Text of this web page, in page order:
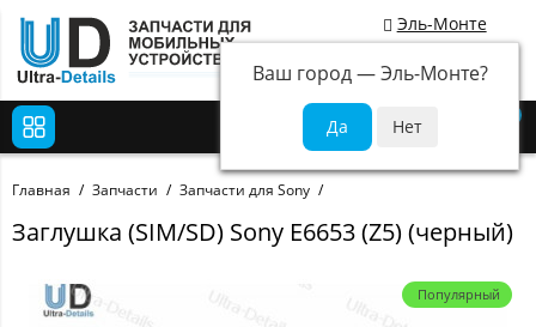
Эль-Монте
Ваш город —Эль-Монте?
Главная Запчасти Запчасти для Sony
Заглушка (SIM/SD) Sony E6653 (Z5) (черный)
Популярный